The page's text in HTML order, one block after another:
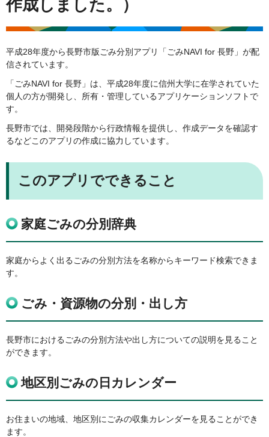
作成しました。）
平成28年度から長野市版ごみ分別アプリ「ごみNAVI for 長野」が配
信されています。
「ごみNAVI for 長野」は、平成28年度に信州大学に在学されていた
個人の方が開発し、所有・管理しているアプリケーションソフトで
す。
長野市では、開発段階から行政情報を提供し、作成データを確認す
るなどこのアプリの作成に協力しています。
このアプリでできること
家庭ごみの分別辞典
家庭からよく出るごみの分別方法を名称からキーワード検索できま
す。
ごみ・資源物の分別・出し方
長野市におけるごみの分別方法や出し方についての説明を見ること
ができます。
地区別ごみの日カレンダー
お住まいの地域、地区別にごみの収集カレンダーを見ることができ
ます。